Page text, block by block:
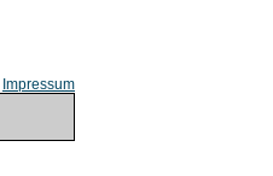
Impressum